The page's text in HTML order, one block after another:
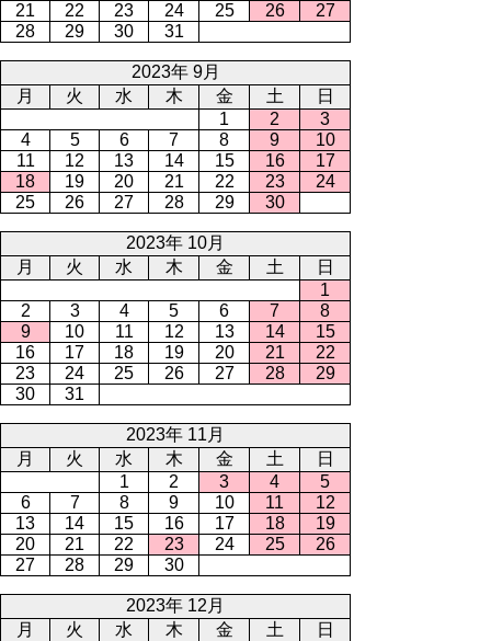
21
22 23 24 25 26
27
28
29 30 31
2023年 9月
月
火 水 木 金 土
日
1
2
3
4
5 6 7 8 9
10
11
12 13 14 15 16
17
18
19 20 21 22 23
24
25
26 27 28 29 30
2023年 10月
月
火 水 木 金 土
日
1
2
3 4 5 6 7
8
9
10 11 12 13 14
15
16
17 18 19 20 21
22
23
24 25 26 27 28
29
30
31
2023年 11月
月
火 水 木 金 土
日
1
2 3 4
5
6
7 8 9 10 11
12
13
14 15 16 17 18
19
20
21 22 23 24 25
26
27
28 29 30
2023年 12月
月
火 水 木 金 土
日